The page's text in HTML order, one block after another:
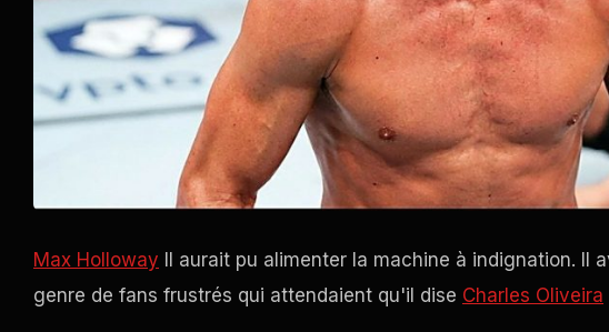
Max Holloway Il aurait pu alimenter la machine à indignation. Il
genre de fans frustrés qui attendaient qu'il dise Charles Oliveira